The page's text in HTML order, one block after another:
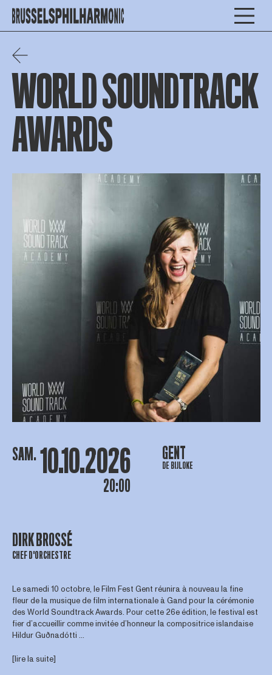
WORLD SOUNDTRACK
AWARDS
SAM. 10.10.2026
20:00
GENT
DE BIJLOKE
DIRK BROSSÉ
CHEF D'ORCHESTRE
Le samedi 10 octobre, le Film Fest Gent réunira à nouveau la fine
fleur de la musique de film internationale à Gand pour la cérémonie
des World Soundtrack Awards. Pour cette 26e édition, le festival est
fier d’accueillir comme invitée d’honneur la compositrice islandaise
Hildur Guðnadótti ...
[lire la suite]